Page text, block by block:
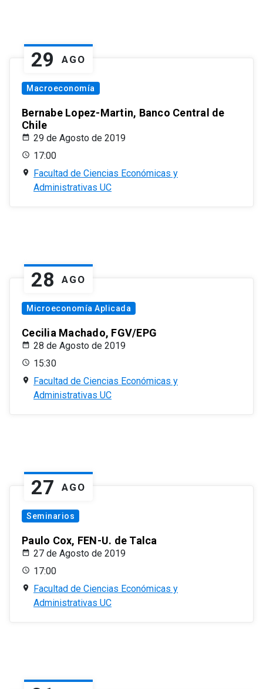
29 AGO
Macroeconomía
Bernabe Lopez-Martin, Banco Central de
Chile
29 de Agosto de 2019
17:00
Facultad de Ciencias Económicas y
Administrativas UC
28 AGO
Microeconomía Aplicada
Cecilia Machado, FGV/EPG
28 de Agosto de 2019
15:30
Facultad de Ciencias Económicas y
Administrativas UC
27 AGO
Seminarios
Paulo Cox, FEN-U. de Talca
27 de Agosto de 2019
17:00
Facultad de Ciencias Económicas y
Administrativas UC